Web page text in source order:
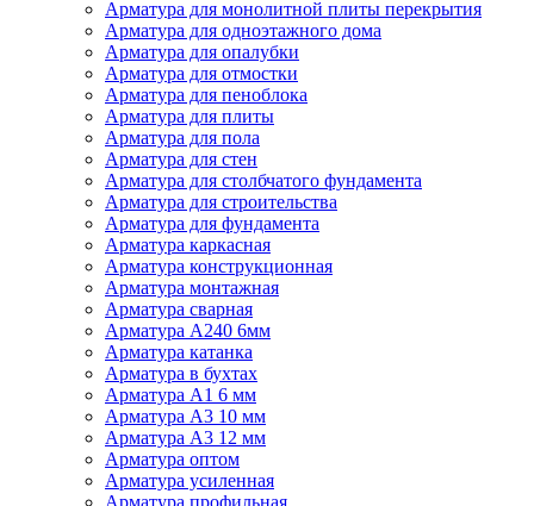
Арматура для монолитной плиты перекрытия
Арматура для одноэтажного дома
Арматура для опалубки
Арматура для отмостки
Арматура для пеноблока
Арматура для плиты
Арматура для пола
Арматура для стен
Арматура для столбчатого фундамента
Арматура для строительства
Арматура для фундамента
Арматура каркасная
Арматура конструкционная
Арматура монтажная
Арматура сварная
Арматура А240 6мм
Арматура катанка
Арматура в бухтах
Арматура А1 6 мм
Арматура А3 10 мм
Арматура А3 12 мм
Арматура оптом
Арматура усиленная
Арматура профильная